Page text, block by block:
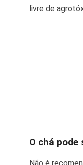
livre de
O chá pode
Não é